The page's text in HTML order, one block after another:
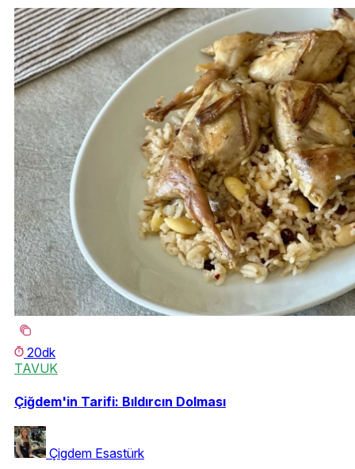
20dk
TAVUK
Çiğdem'in Tarifi: Bıldırcın Dolması
Çigdem Esastürk